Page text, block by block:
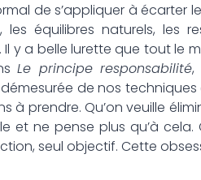
de s’appliquer à écarter
équilibres naturels, les
y a belle lurette que tout le
Le principe responsabilité,
de nos
prendre. Qu’on veuille
et ne pense plus qu’à cela.
seul objectif. Cette